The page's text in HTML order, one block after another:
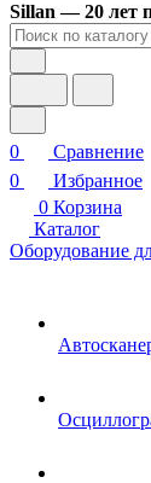
Sillan — 20 лет
0
Сравнение
0
Избранное
0 Корзина
Каталог
Оборудование